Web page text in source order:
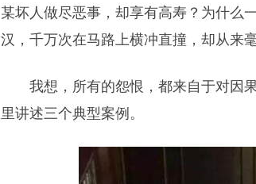
某坏人做尽恶事，却享有高寿？为什么
汉，千万次在马路上横冲直撞，却从来
我想，所有的怨恨，都来自于对因
里讲述三个典型案例。